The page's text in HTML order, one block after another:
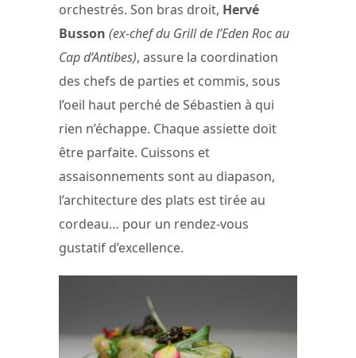
orchestrés. Son bras droit, Hervé
Busson (ex-chef du Grill de l’Eden Roc au
Cap d’Antibes), assure la coordination
des chefs de parties et commis, sous
l’oeil haut perché de Sébastien à qui
rien n’échappe. Chaque assiette doit
être parfaite. Cuissons et
assaisonnements sont au diapason,
l’architecture des plats est tirée au
cordeau… pour un rendez-vous
gustatif d’excellence.